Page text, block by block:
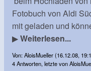
Fotobuch von Aldi
mit geladen und
▶Weiterlesen...
Von: AloisMueller (16.12.08,
4 Antworten, letzte von